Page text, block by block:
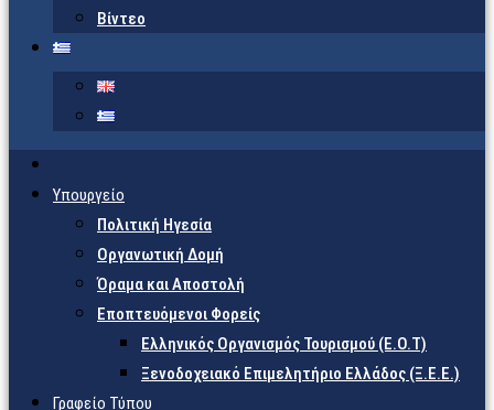
Βίντεο
Υπουργείο
Πολιτική Ηγεσία
Οργανωτική Δομή
Όραμα και Αποστολή
Εποπτευόμενοι Φορείς
Eλληνικός Οργανισμός Τουρισμού (Ε.Ο.Τ)
Ξενοδοχειακό Επιμελητήριο Ελλάδος (Ξ.Ε.Ε.)
Γραφείο Τύπου